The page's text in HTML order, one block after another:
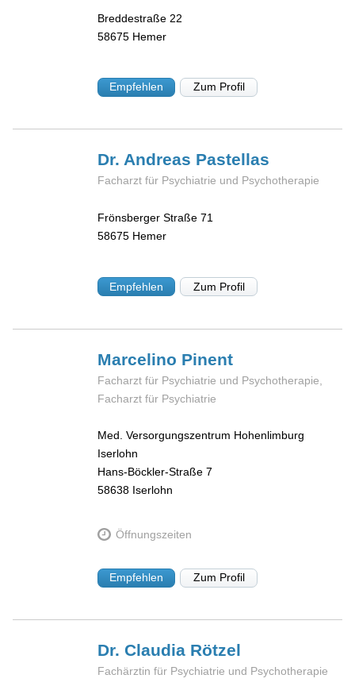
Breddestraße 22
58675 Hemer
Empfehlen Zum Profil
Dr. Andreas Pastellas
Facharzt für Psychiatrie und Psychotherapie
Frönsberger Straße 71
58675 Hemer
Empfehlen Zum Profil
Marcelino Pinent
Facharzt für Psychiatrie und Psychotherapie,
Facharzt für Psychiatrie
Med. Versorgungszentrum Hohenlimburg
Iserlohn
Hans-Böckler-Straße 7
58638 Iserlohn
Öffnungszeiten
Empfehlen Zum Profil
Dr. Claudia Rötzel
Fachärztin für Psychiatrie und Psychotherapie